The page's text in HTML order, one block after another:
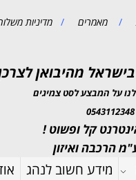
/ מאמרים / מדיניות
מהיבואן
על המבצע לסט צמיגים
קל ופשוט !
הרכבה ואיזון
מידע חשוב לנהג